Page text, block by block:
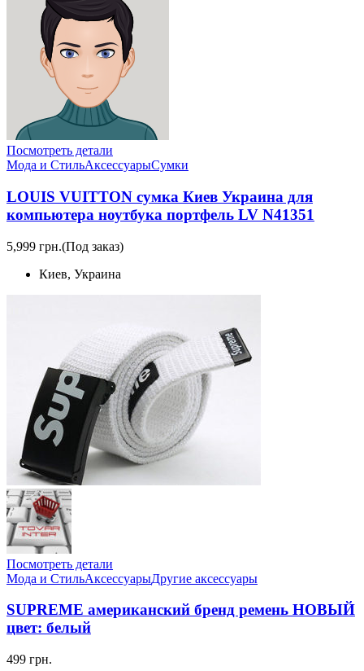
Посмотреть детали
Мода и СтильАксессуарыСумки
LOUIS VUITTON сумка Киев Украина для
компьютера ноутбука портфель LV N41351
5,999 грн.(Под заказ)
Киев, Украина
Посмотреть детали
Мода и СтильАксессуарыДругие аксессуары
SUPREME американский бренд ремень НОВЫЙ
цвет: белый
499 грн.